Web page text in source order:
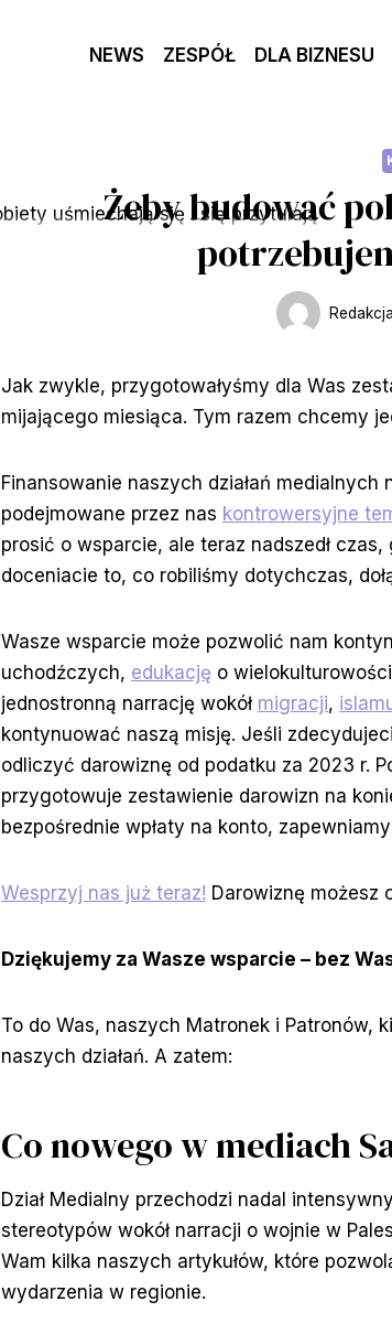
NEWS ZESPÓŁ DLA BIZNESU
Żeby budować
Jak zwykle, przygotowałyśmy dla Was
mijającego miesiąca. Tym razem chcemy
Finansowanie naszych działań medialnych
podejmowane przez nas kontrowersyjne
prosić o wsparcie, ale teraz nadszedł czas,
doceniacie to, co robiliśmy dotychczas,
Wasze wsparcie może pozwolić nam
uchodźczych, edukację o
jednostronną narrację wokół migracji,
kontynuować naszą misję. Jeśli
odliczyć darowiznę od podatku za 2023 r.
przygotowuje zestawienie darowizn na
bezpośrednie wpłaty na konto,
Wesprzyj nas już teraz! Darowiznę możesz
Dziękujemy za Wasze wsparcie – bez
To do Was, naszych Matronek i Patronów,
naszych działań. A zatem:
Co nowego w mediach
Dział Medialny przechodzi nadal
stereotypów wokół narracji o wojnie w
Wam kilka naszych artykułów, które
wydarzenia w regionie.